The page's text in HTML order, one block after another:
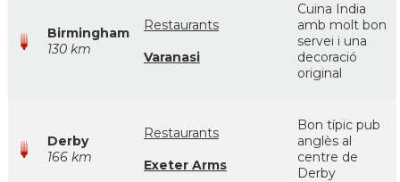
Birmingham
130 km
Restaurants
Varanasi
Cuina India
amb molt bon
servei i una
decoració
original
Derby
166 km
Restaurants
Exeter Arms
Bon típic pub
anglès al
centre de
Derby